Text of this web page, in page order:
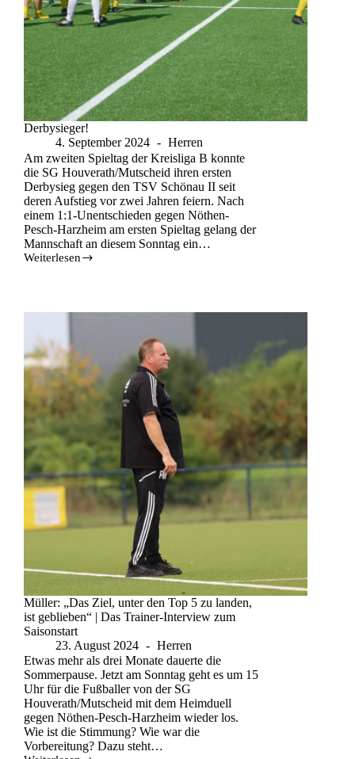
Derbysieger!
4. September 2024
Herren
Am zweiten Spieltag der Kreisliga B konnte
die SG Houverath/Mutscheid ihren ersten
Derbysieg gegen den TSV Schönau II seit
deren Aufstieg vor zwei Jahren feiern. Nach
einem 1:1-Unentschieden gegen Nöthen-
Pesch-Harzheim am ersten Spieltag gelang der
Mannschaft an diesem Sonntag ein…
Weiterlesen
Müller: „Das Ziel, unter den Top 5 zu landen,
ist geblieben“ | Das Trainer-Interview zum
Saisonstart
23. August 2024
Herren
Etwas mehr als drei Monate dauerte die
Sommerpause. Jetzt am Sonntag geht es um 15
Uhr für die Fußballer von der SG
Houverath/Mutscheid mit dem Heimduell
gegen Nöthen-Pesch-Harzheim wieder los.
Wie ist die Stimmung? Wie war die
Vorbereitung? Dazu steht…